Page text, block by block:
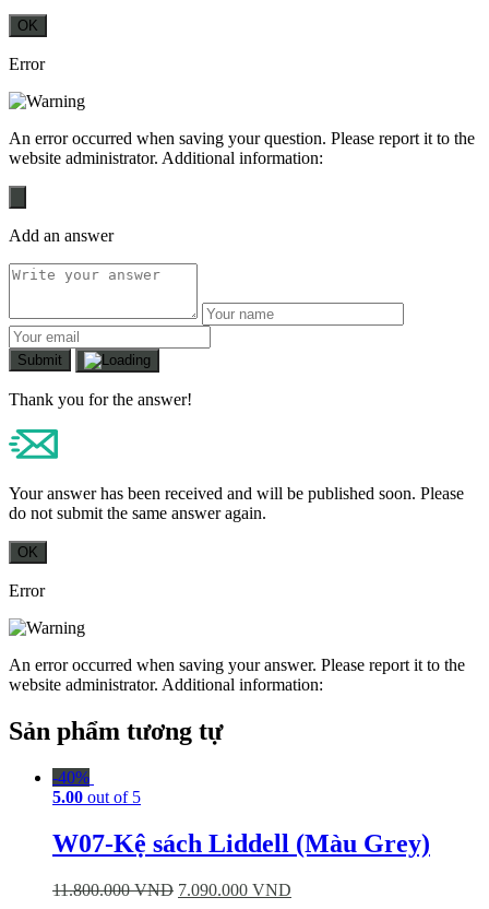
OK
Error
An error occurred when saving your question. Please report it to the
website administrator. Additional information:
Add an answer
Submit
Thank you for the answer!
Your answer has been received and will be published soon. Please
do not submit the same answer again.
OK
Error
An error occurred when saving your answer. Please report it to the
website administrator. Additional information:
Sản phẩm tương tự
-40%
5.00 out of 5
W07-Kệ sách Liddell (Màu Grey)
11.800.000VND 7.090.000 VND